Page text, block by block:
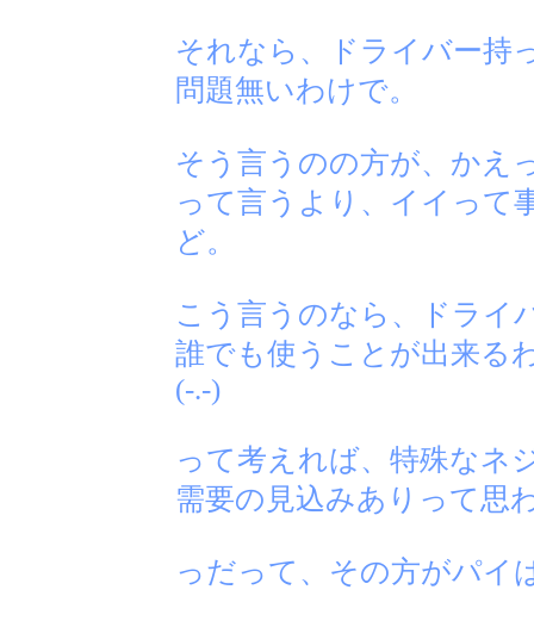
それなら、ドライバー持
問題無いわけで。
そう言うのの方が、かえ
って言うより、イイって
ど。
こう言うのなら、ドライ
誰でも使うことが出来る
(-.-)
って考えれば、特殊なネ
需要の見込みありって思
っだって、その方がパイ